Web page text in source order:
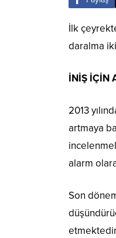
İlk
daralma
İNİŞ İÇİN
2013
artmaya
alarm
Son